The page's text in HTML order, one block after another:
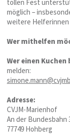
tollen Fest
möglich –
weitere Helferinnen
Wer mithelfen
Wer einen Kuchen
melden:
Adresse:
CVJM-Marienhof
An der Bundesbahn
77749 Hohberg